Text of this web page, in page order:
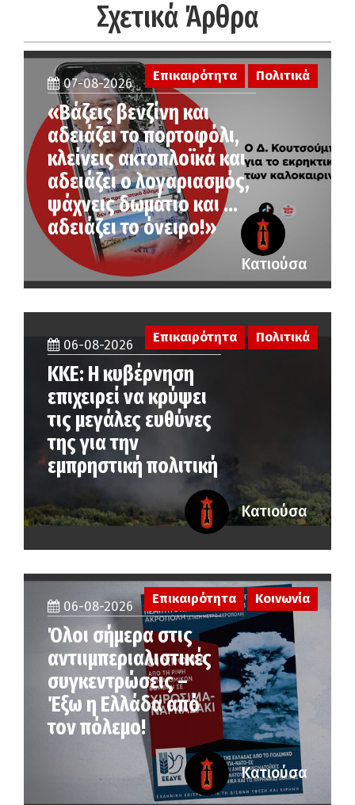
Σχετικά Άρθρα
Επικαιρότητα Πολιτικά
07-08-2026
«Βάζεις βενζίνη και
αδειάζει το πορτοφόλι,
κλείνεις ακτοπλοϊκά και
αδειάζει ο λογαριασμός,
ψάχνεις δωμάτιο και …
αδειάζει το όνειρο!»
Κατιούσα
06-08-2026
ΚΚΕ: Η κυβέρνηση
επιχειρεί να κρύψει
τις μεγάλες ευθύνες
της για την
εμπρηστική πολιτική
Επικαιρότητα Πολιτικά
Κατιούσα
06-08-2026
Όλοι σήμερα στις
αντιιμπεριαλιστικές
συγκεντρώσεις –
Έξω η Ελλάδα από
τον πόλεμο!
Επικαιρότητα Κοινωνία
Κατιούσα